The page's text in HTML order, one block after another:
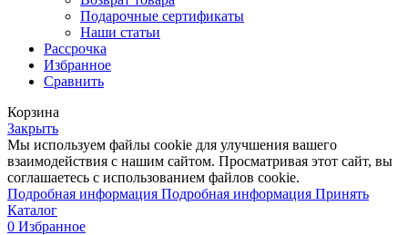
Подарочные сертификаты
Наши статьи
Рассрочка
Избранное
Сравнить
Корзина
Закрыть
Мы используем файлы cookie для улучшения вашего
взаимодействия с нашим сайтом. Просматривая этот сайт, вы
соглашаетесь с использованием файлов cookie.
Подробная информация Подробная информация Принять
Каталог
0 Избранное